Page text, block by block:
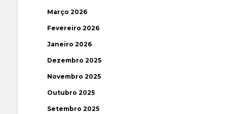
Março 2026
Fevereiro 2026
Janeiro 2026
Dezembro 2025
Novembro 2025
Outubro 2025
Setembro 2025